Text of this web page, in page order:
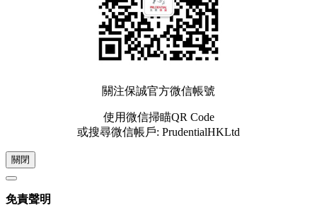
關注保誠官方微信帳號
使用微信掃瞄QR Code
或搜尋微信帳戶: PrudentialHKLtd
關閉
免責聲明